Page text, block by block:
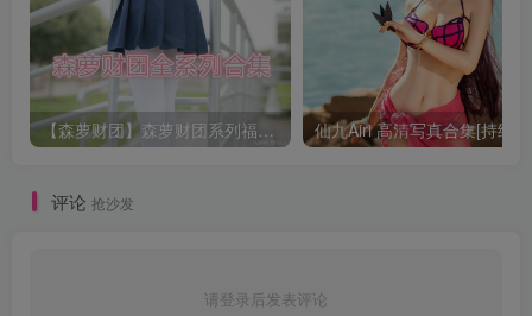
【森萝财团】森萝财团系列福利原版无水印合集下载[与本站内容同步更新] 仙九Airi 高清写真合集[持续
评论 抢沙发
请登录后发表评论